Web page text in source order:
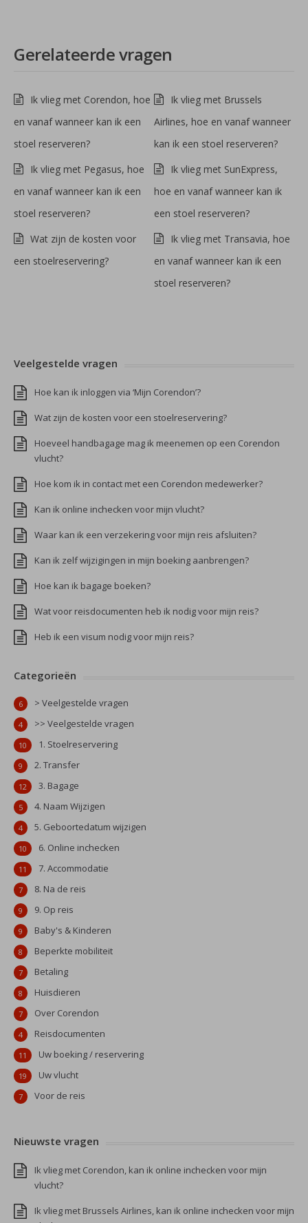
Gerelateerde vragen
Ik vlieg met Corendon, hoe
en vanaf wanneer kan ik een
stoel reserveren?
Ik vlieg met Brussels
Airlines, hoe en vanaf wanneer
kan ik een stoel reserveren?
Ik vlieg met Pegasus, hoe
en vanaf wanneer kan ik een
stoel reserveren?
Ik vlieg met SunExpress,
hoe en vanaf wanneer kan ik
een stoel reserveren?
Wat zijn de kosten voor
een stoelreservering?
Ik vlieg met Transavia, hoe
en vanaf wanneer kan ik een
stoel reserveren?
Veelgestelde vragen
Hoe kan ik inloggen via ‘Mijn Corendon’?
Wat zijn de kosten voor een stoelreservering?
Hoeveel handbagage mag ik meenemen op een Corendon
vlucht?
Hoe kom ik in contact met een Corendon medewerker?
Kan ik online inchecken voor mijn vlucht?
Waar kan ik een verzekering voor mijn reis afsluiten?
Kan ik zelf wijzigingen in mijn boeking aanbrengen?
Hoe kan ik bagage boeken?
Wat voor reisdocumenten heb ik nodig voor mijn reis?
Heb ik een visum nodig voor mijn reis?
Categorieën
> Veelgestelde vragen
6
>> Veelgestelde vragen
4
1. Stoelreservering
10
2. Transfer
9
3. Bagage
12
4. Naam Wijzigen
5
5. Geboortedatum wijzigen
4
6. Online inchecken
10
7. Accommodatie
11
8. Na de reis
7
9. Op reis
9
Baby's & Kinderen
9
Beperkte mobiliteit
8
Betaling
7
Huisdieren
8
Over Corendon
7
Reisdocumenten
4
Uw boeking / reservering
11
Uw vlucht
19
Voor de reis
7
Nieuwste vragen
Ik vlieg met Corendon, kan ik online inchecken voor mijn
vlucht?
Ik vlieg met Brussels Airlines, kan ik online inchecken voor mijn